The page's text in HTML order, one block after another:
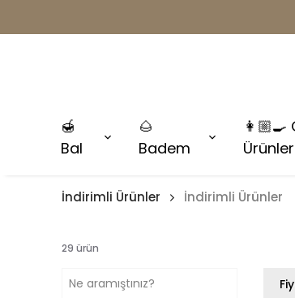
🍯
Bal
🌰
Badem
Ürünler
İndirimli Ürünler İndirimli Ürünler
29 ürün